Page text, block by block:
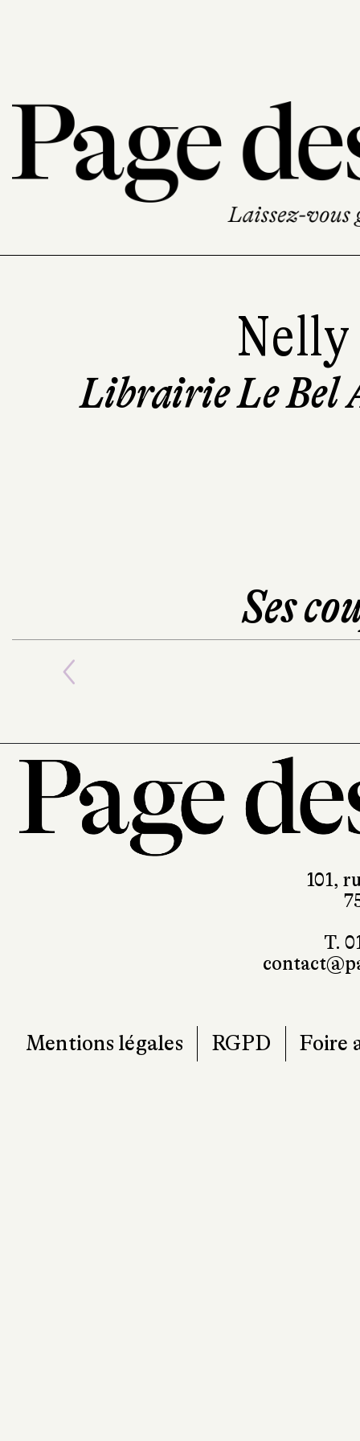
Librairie Le Bel
Ses
Previous
101,
T.
Mentions légales RGPD Foire